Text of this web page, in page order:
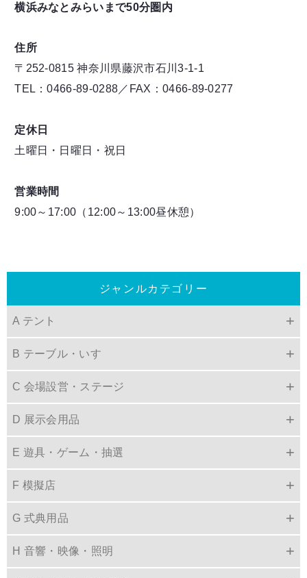
ジャンルカテゴリー
A テント
B テーブル・いす
C 会場設営・ステージ
D 展示会用品
E 遊具・ゲーム・抽選
F 模擬店
G 式典用品
H 音響・映像・照明
横浜みなとみらいまで50分圏内
住所
〒252-0815 神奈川県藤沢市石川3-1-1
TEL：0466-89-0288／FAX：0466-89-0277
定休日
土曜日・日曜日・祝日
営業時間
9:00～17:00（12:00～13:00昼休憩）